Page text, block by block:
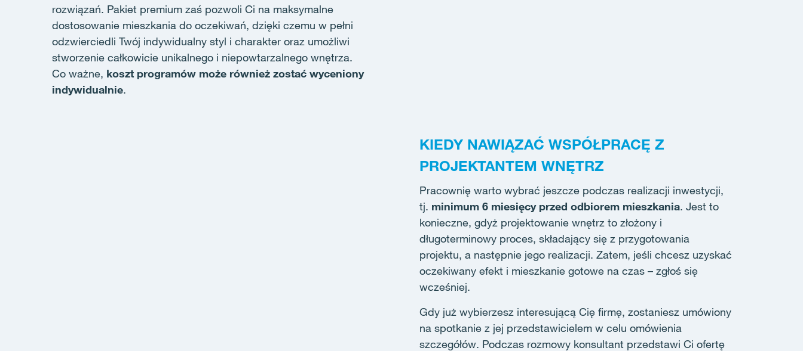
rozwiązań. Pakiet premium zaś pozwoli Ci na maksymalne
dostosowanie mieszkania do oczekiwań, dzięki czemu w pełni
odzwierciedli Twój indywidualny styl i charakter oraz umożliwi
stworzenie całkowicie unikalnego i niepowtarzalnego wnętrza.
Co ważne, koszt programów może również zostać wyceniony
indywidualnie.
KIEDY NAWIĄZAĆ WSPÓŁPRACĘ Z
PROJEKTANTEM WNĘTRZ
Pracownię warto wybrać jeszcze podczas realizacji inwestycji,
tj. minimum 6 miesięcy przed odbiorem mieszkania. Jest to
konieczne, gdyż projektowanie wnętrz to złożony i
długoterminowy proces, składający się z przygotowania
projektu, a następnie jego realizacji. Zatem, jeśli chcesz uzyskać
oczekiwany efekt i mieszkanie gotowe na czas – zgłoś się
wcześniej.
Gdy już wybierzesz interesującą Cię firmę, zostaniesz umówiony
na spotkanie z jej przedstawicielem w celu omówienia
szczegółów. Podczas rozmowy konsultant przedstawi Ci ofertę